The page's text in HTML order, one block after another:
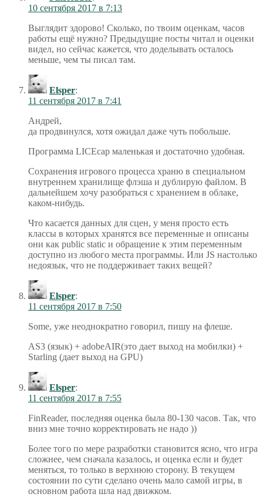
10 сентября 2017 в 7:13
Выглядит здорово! Сколько, по твоим оценкам, часов
работы ещё нужно? Предыдущие посты читал и оценки
видел, но сейчас кажется, что доделывать осталось
меньше, чем ты писал там.
Elsper:
11 сентября 2017 в 7:41
Андрей,
да продвинулся, хотя ожидал даже чуть побольше.
Программа LICEcap маленькая и достаточно удобная.
Сохранения игрового процесса храню в специальном
внутреннем хранилище флэша и дублирую файлом. В
дальнейшем хочу разобраться с хранением в облаке,
каком-нибудь.
Что касается данных для сцен, у меня просто есть
классы в которых хранятся все переменные и описаны
они как public static и обращение к этим переменным
доступно из любого места программы. Или JS настолько
недоязык, что не поддерживает таких вещей?
Elsper:
11 сентября 2017 в 7:50
Some, уже неоднократно говорил, пишу на флеше.
AS3 (язык) + adobeAIR(это дает выход на мобилки) +
Starling (дает выход на GPU)
Elsper:
11 сентября 2017 в 7:55
FinReader, последняя оценка была 80-130 часов. Так, что
вниз мне точно корректировать не надо ))
Более того по мере разработки становится ясно, что игра
сложнее, чем сначала казалось, и оценка если и будет
меняться, то только в верхнюю сторону. В текущем
состоянии по сути сделано очень мало самой игры, в
основном работа шла над движком.